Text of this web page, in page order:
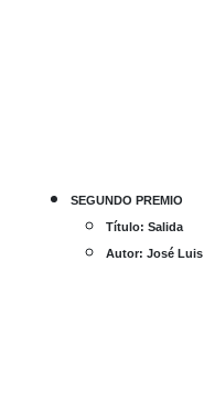
SEGUNDO PREMIO
Título: Salida
Autor: José